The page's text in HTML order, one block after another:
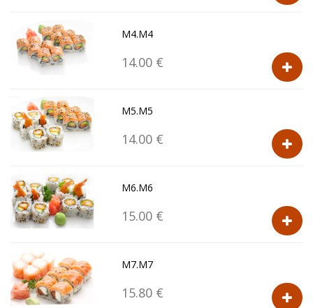
M4.M4
14.00 €
M5.M5
14.00 €
M6.M6
15.00 €
M7.M7
15.80 €